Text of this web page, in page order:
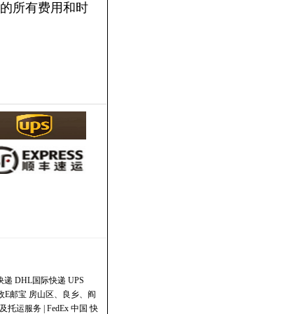
所有费用和时
递 DHL国际快递 UPS
E邮宝 房山区、良乡、阎
托运服务 | FedEx 中国 快